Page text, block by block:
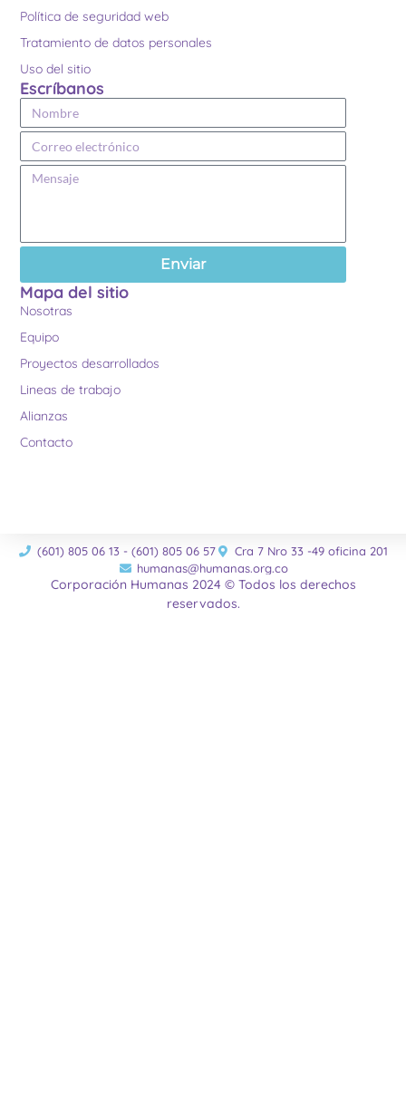
Política de seguridad web
Tratamiento de datos personales
Uso del sitio
Escríbanos
Enviar
Mapa del sitio
Nosotras
Equipo
Proyectos desarrollados
Lineas de trabajo
Alianzas
Contacto
(601) 805 06 13 - (601) 805 06 57
Cra 7 Nro 33 -49 oficina 201
humanas@humanas.org.co
Corporación Humanas 2024 © Todos los derechos
reservados.